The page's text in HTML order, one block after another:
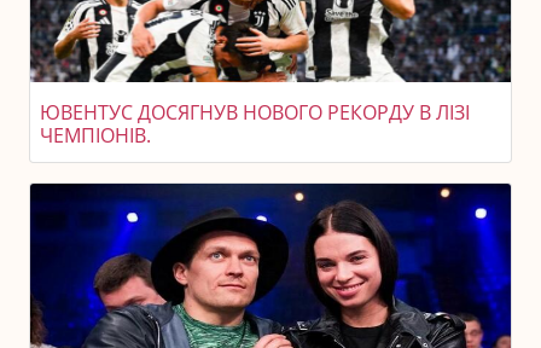
ЮВЕНТУС ДОСЯГНУВ НОВОГО РЕКОРДУ В ЛІЗІ
ЧЕМПІОНІВ.